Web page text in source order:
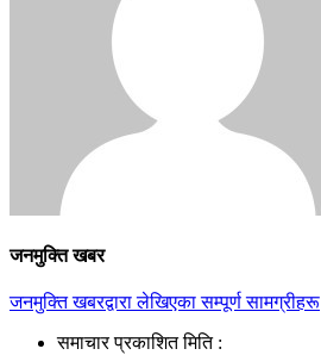
जनमुक्ति खबर
जनमुक्ति खबरद्वारा लेखिएका सम्पूर्ण सामग्रीहरू
समाचार प्रकाशित मिति :